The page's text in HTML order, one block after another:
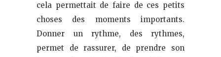
cela permettait de faire de ces petits
choses des moments importants.
Donner un rythme, des rythmes,
permet de rassurer, de prendre son